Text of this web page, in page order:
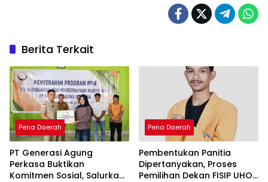
Berita Terkait
Pena Daerah
PT Generasi Agung
Perkasa Buktikan
Komitmen Sosial, Salurkan
Pena Daerah
Pembentukan Panitia
Dipertanyakan, Proses
Pemilihan Dekan FISIP UHO